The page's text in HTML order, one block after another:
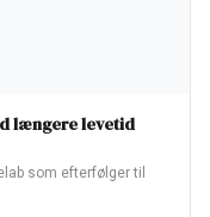
længere levetid
som efterfølger til